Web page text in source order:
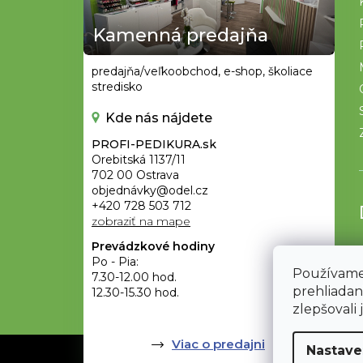
zlepšovali
Kamenná predajňa
predajňa/veľkoobchod, e-shop, školiace
stredisko
Kde nás nájdete
PROFI-PEDIKURA.sk
Orebitská 1137/11
702 00 Ostrava
objednávky@odel.cz
+420 728 503 712
zobraziť na mape
Prevádzkové hodiny
Po - Pia:
7.30-12.00 hod.
12.30-15.30 hod.
Viac o predajni